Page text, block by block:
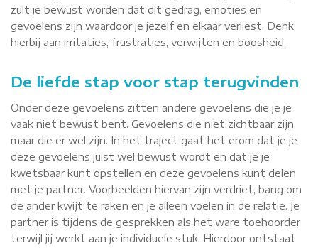
zult je bewust worden dat dit gedrag, emoties en
gevoelens zijn waardoor je jezelf en elkaar verliest. Denk
hierbij aan irritaties, frustraties, verwijten en boosheid.
De liefde stap voor stap terugvinden
Onder deze gevoelens zitten andere gevoelens die je je
vaak niet bewust bent. Gevoelens die niet zichtbaar zijn,
maar die er wel zijn. In het traject gaat het erom dat je je
deze gevoelens juist wel bewust wordt en dat je je
kwetsbaar kunt opstellen en deze gevoelens kunt delen
met je partner. Voorbeelden hiervan zijn verdriet, bang om
de ander kwijt te raken en je alleen voelen in de relatie. Je
partner is tijdens de gesprekken als het ware toehoorder
terwijl jij werkt aan je individuele stuk. Hierdoor ontstaat